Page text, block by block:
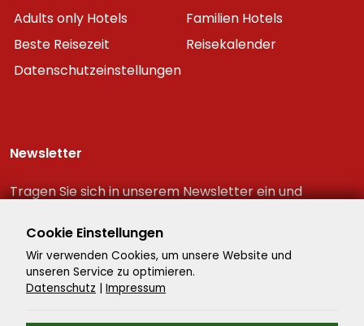
Adults only Hotels
Familien Hotels
Beste Reisezeit
Reisekalender
Datenschutzeinstellungen
Newsletter
Tragen Sie sich in unserem Newsletter ein und
Reiseschnäppchen!
Cookie Einstellungen
Wir verwenden Cookies, um unsere Website und
unseren Service zu optimieren.
Datenschutz | Impressum